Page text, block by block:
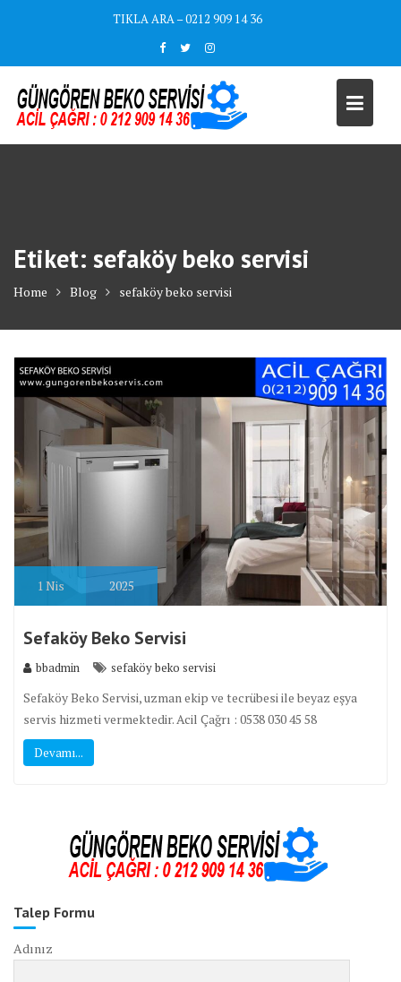
TIKLA ARA – 0212 909 14 36
Etiket: sefaköy beko servisi
Home Blog sefaköy beko servisi
1Nis 2025
Sefaköy Beko Servisi
bbadmin sefaköy beko servisi
Sefaköy Beko Servisi, uzman ekip ve tecrübesi ile beyaz eşya
servis hizmeti vermektedir. Acil Çağrı : 0538 030 45 58
Devamı...
Talep Formu
Adınız